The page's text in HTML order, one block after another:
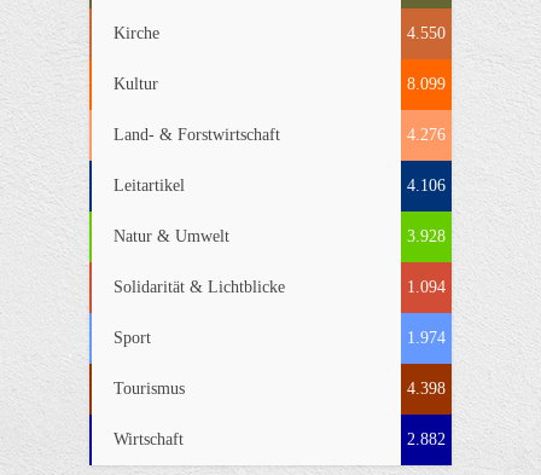
Kirche 4.550
Kultur 8.099
Land- & Forstwirtschaft 4.276
Leitartikel 4.106
Natur & Umwelt 3.928
Solidarität & Lichtblicke 1.094
Sport 1.974
Tourismus 4.398
Wirtschaft 2.882